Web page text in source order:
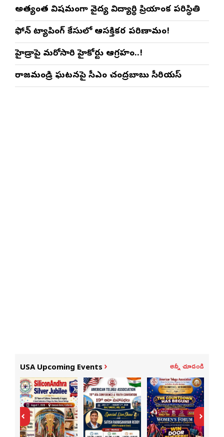
అత్యంత విషమంగా వైద్య విద్యార్థిని ప్రియాంక పరిస్థితి
ఫోన్ ట్యాపింగ్ కేసులో ఆసక్తికర పరిణామం!
హైడ్రాపై మరోసారి హైకోర్టు ఆగ్రహం..!
రాజమండ్రి ఘటనపై సీఎం చంద్రబాబు సీరియస్
USA Upcoming Events అన్నీ చూడండి